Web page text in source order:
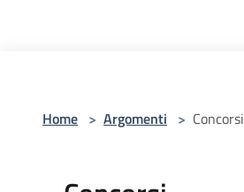
Home > Argomenti > Concorsi